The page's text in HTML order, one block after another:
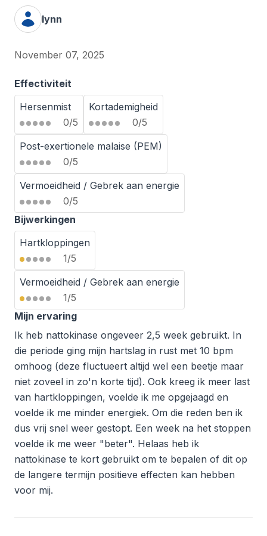
lynn
November 07, 2025
Effectiviteit
Hersenmist
0/5
Kortademigheid
0/5
Post-exertionele malaise (PEM)
0/5
Vermoeidheid / Gebrek aan energie
0/5
Bijwerkingen
Hartkloppingen
1/5
Vermoeidheid / Gebrek aan energie
1/5
Mijn ervaring
Ik heb nattokinase ongeveer 2,5 week gebruikt. In
die periode ging mijn hartslag in rust met 10 bpm
omhoog (deze fluctueert altijd wel een beetje maar
niet zoveel in zo'n korte tijd). Ook kreeg ik meer last
van hartkloppingen, voelde ik me opgejaagd en
voelde ik me minder energiek. Om die reden ben ik
dus vrij snel weer gestopt. Een week na het stoppen
voelde ik me weer "beter". Helaas heb ik
nattokinase te kort gebruikt om te bepalen of dit op
de langere termijn positieve effecten kan hebben
voor mij.